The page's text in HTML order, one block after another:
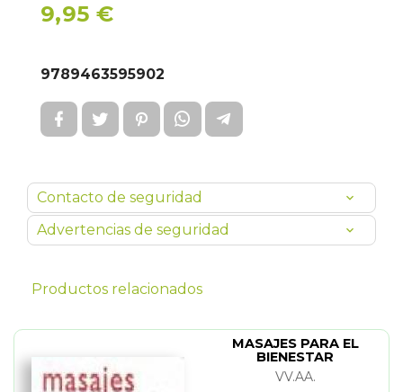
9,95 €
9789463595902
Contacto de seguridad
Advertencias de seguridad
Productos relacionados
MASAJES PARA EL
BIENESTAR
VV.AA.